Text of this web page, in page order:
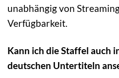
unabhängig von
Verfügbarkeit.
Kann ich die Staffel auch
deutschen Untertiteln